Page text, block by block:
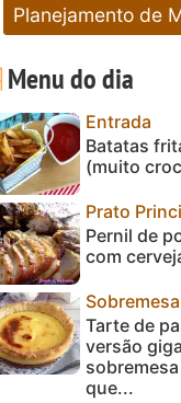
Planejamento de
Menu do dia
Entrada
Batatas
(muito
Prato
Pernil de
com
Sobremesa
Tarte de
versão
que...